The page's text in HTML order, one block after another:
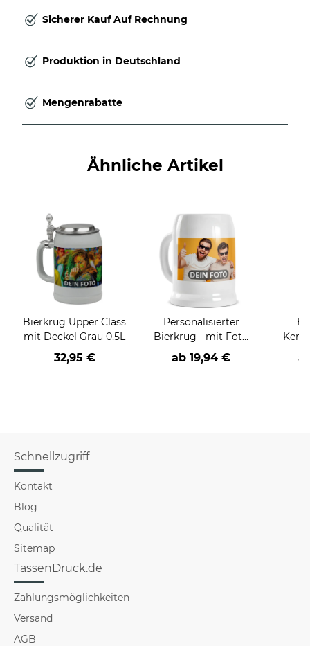
Sicherer Kauf Auf Rechnung
Produktion in Deutschland
Mengenrabatte
Ähnliche Artikel
Bierkrug Upper Class
mit Deckel Grau 0,5L
32,95 €
Personalisierter
Bierkrug - mit Foto
selbst gestalten -
Keramik weiß - 500
ab 19,94 €
Schnellzugriff
Kontakt
Blog
Qualität
Sitemap
TassenDruck.de
Zahlungsmöglichkeiten
Versand
AGB